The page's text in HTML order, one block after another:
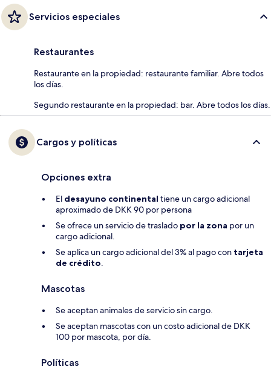
Servicios especiales
Restaurantes
Restaurante en la propiedad: restaurante familiar. Abre todos
los días.
Segundo restaurante en la propiedad: bar. Abre todos los días.
Cargos y políticas
Opciones extra
El desayuno continental tiene un cargo adicional
aproximado de DKK 90 por persona
Se ofrece un servicio de traslado por la zona por un
cargo adicional.
Se aplica un cargo adicional del 3% al pago con tarjeta
de crédito.
Mascotas
Se aceptan animales de servicio sin cargo.
Se aceptan mascotas con un costo adicional de DKK
100 por mascota, por día.
Políticas